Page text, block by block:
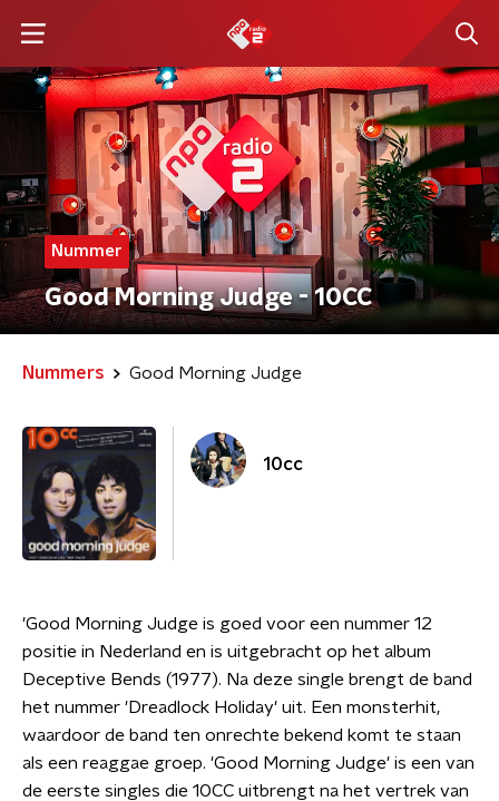
Nummer
Good Morning Judge - 10CC
Nummers Good Morning Judge
10cc
'Good Morning Judge is goed voor een nummer 12
positie in Nederland en is uitgebracht op het album
Deceptive Bends (1977). Na deze single brengt de band
het nummer 'Dreadlock Holiday' uit. Een monsterhit,
waardoor de band ten onrechte bekend komt te staan
als een reaggae groep. 'Good Morning Judge' is een van
de eerste singles die 10CC uitbrengt na het vertrek van